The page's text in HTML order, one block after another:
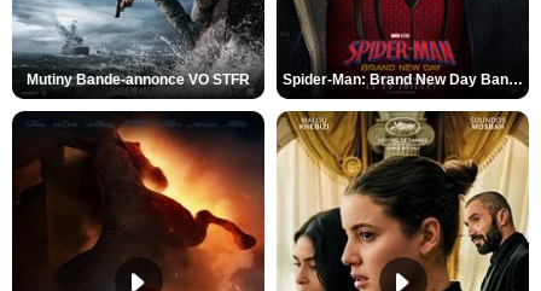
Mutiny Bande-annonce VO STFR Spider-Man: Brand New Day Bande-annonce VO STFR